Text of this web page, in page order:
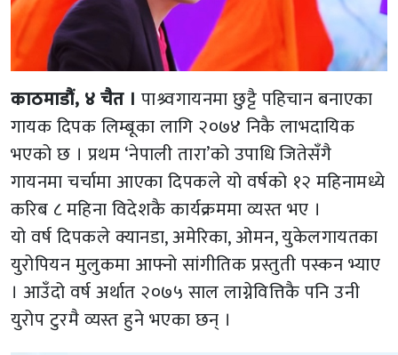
काठमाडौं, ४ चैत । पाश्र्वगायनमा छुट्टै पहिचान बनाएका
गायक दिपक लिम्बूका लागि २०७४ निकै लाभदायिक
भएको छ । प्रथम ‘नेपाली तारा’को उपाधि जितेसँगै
गायनमा चर्चामा आएका दिपकले यो वर्षको १२ महिनामध्ये
करिब ८ महिना विदेशकै कार्यक्रममा व्यस्त भए ।
यो वर्ष दिपकले क्यानडा, अमेरिका, ओमन, युकेलगायतका
युरोपियन मुलुकमा आफ्नो सांगीतिक प्रस्तुती पस्कन भ्याए
। आउँदो वर्ष अर्थात २०७५ साल लाग्नेवित्तिकै पनि उनी
युरोप टुरमै व्यस्त हुने भएका छन् ।